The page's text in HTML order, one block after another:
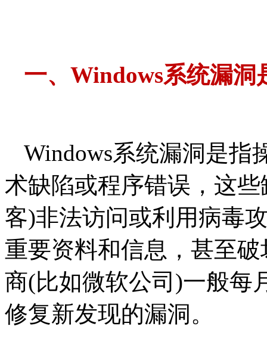
一、Windows系统漏洞
Windows系统漏洞是指
术缺陷或程序错误，这
客)非法访问或利用病毒
重要资料和信息，甚至
商(比如微软公司)一般每
修复新发现的漏洞。